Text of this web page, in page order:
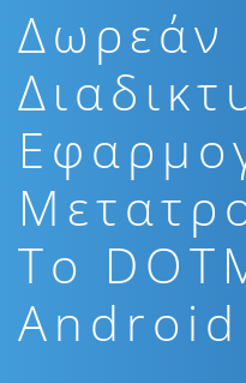
Δωρεάν
To
Android